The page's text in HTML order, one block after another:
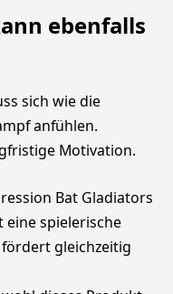
ebenfalls
sich wie die
anfühlen.
Motivation.
Bat Gladiators
eine spielerische
gleichzeitig